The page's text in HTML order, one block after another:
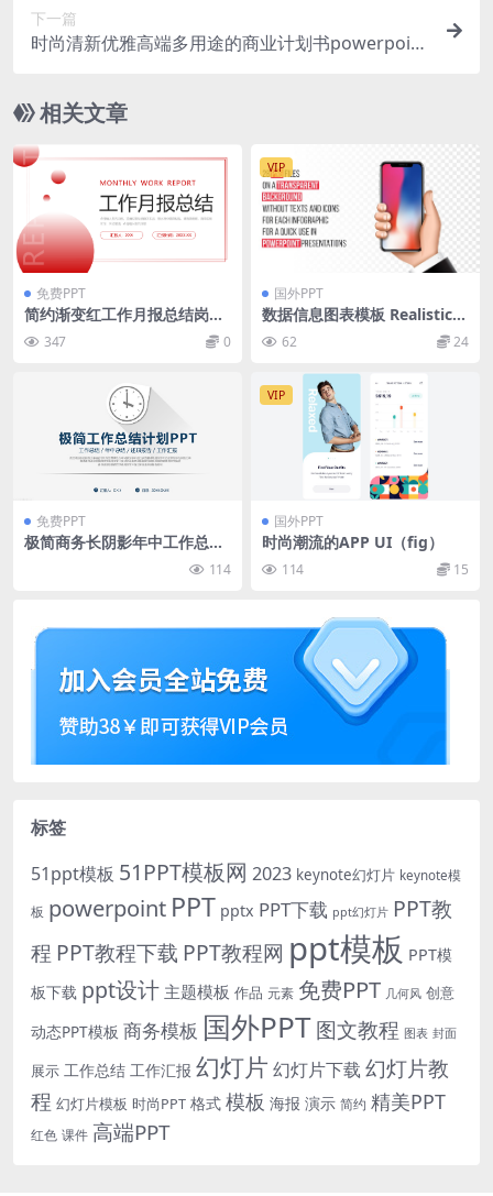
下一篇
时尚清新优雅高端多用途的商业计划书powerpoint
相关文章
免费PPT
简约渐变红工作月报总结岗位
述职汇报PPT模板
347 0
VIP
国外PPT
数据信息图表模板 Realistic i
nfographic templates
62 24
免费PPT
极简商务长阴影年中工作总结
114
VIP
国外PPT
时尚潮流的APP UI（fig）
114 15
标签
51ppt模板 51PPT模板网 2023 keynote幻灯片 keynote模
板 powerpoint PPT pptx PPT下载 ppt幻灯片 PPT教
程 PPT教程下载 PPT教程网 ppt模板 PPT模
板下载 ppt设计 主题模板 作品 元素 免费PPT 几何风 创意
动态PPT模板 商务模板 国外PPT图文教程 图表 封面
展示 工作总结 工作汇报 幻灯片 幻灯片下载 幻灯片教
程 幻灯片模板 时尚PPT 格式 模板 海报 演示 简约 精美PPT
红色 课件 高端PPT